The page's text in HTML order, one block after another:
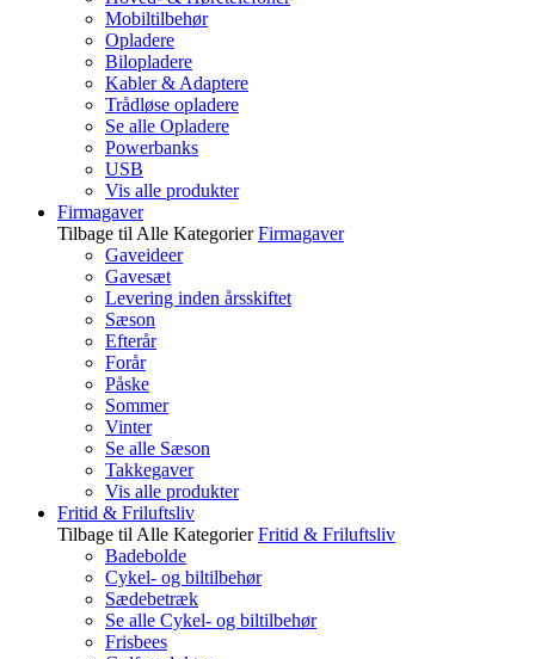
Mobiltilbehør
Opladere
Bilopladere
Kabler & Adaptere
Trådløse opladere
Se alle Opladere
Powerbanks
USB
Vis alle produkter
Firmagaver
Tilbage til Alle Kategorier Firmagaver
Gaveideer
Gavesæt
Levering inden årsskiftet
Sæson
Efterår
Forår
Påske
Sommer
Vinter
Se alle Sæson
Takkegaver
Vis alle produkter
Fritid & Friluftsliv
Tilbage til Alle Kategorier Fritid & Friluftsliv
Badebolde
Cykel- og biltilbehør
Sædebetræk
Se alle Cykel- og biltilbehør
Frisbees